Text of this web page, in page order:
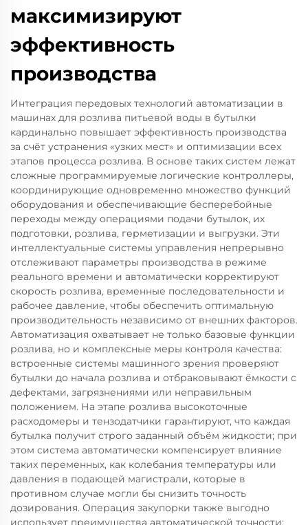
максимизируют
эффективность
производства
Интеграция передовых технологий автоматизации в
машинах для розлива питьевой воды в бутылки
кардинально повышает эффективность производства
за счёт устранения «узких мест» и оптимизации всех
этапов процесса розлива. В основе таких систем лежат
сложные программируемые логические контроллеры,
координирующие одновременно множество функций
оборудования и обеспечивающие бесперебойные
переходы между операциями подачи бутылок, их
подготовки, розлива, герметизации и выгрузки. Эти
интеллектуальные системы управления непрерывно
отслеживают параметры производства в режиме
реального времени и автоматически корректируют
скорость розлива, временные последовательности и
рабочее давление, чтобы обеспечить оптимальную
производительность независимо от внешних факторов.
Автоматизация охватывает не только базовые функции
розлива, но и комплексные меры контроля качества:
встроенные системы машинного зрения проверяют
бутылки до начала розлива и отбраковывают ёмкости с
дефектами, загрязнениями или неправильным
положением. На этапе розлива высокоточные
расходомеры и тензодатчики гарантируют, что каждая
бутылка получит строго заданный объём жидкости; при
этом система автоматически компенсирует влияние
таких переменных, как колебания температуры или
давления в подающей магистрали, которые в
противном случае могли бы снизить точность
дозирования. Операция закупорки также выгодно
использует преимущества автоматической точности: